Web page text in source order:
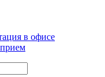
в офисе